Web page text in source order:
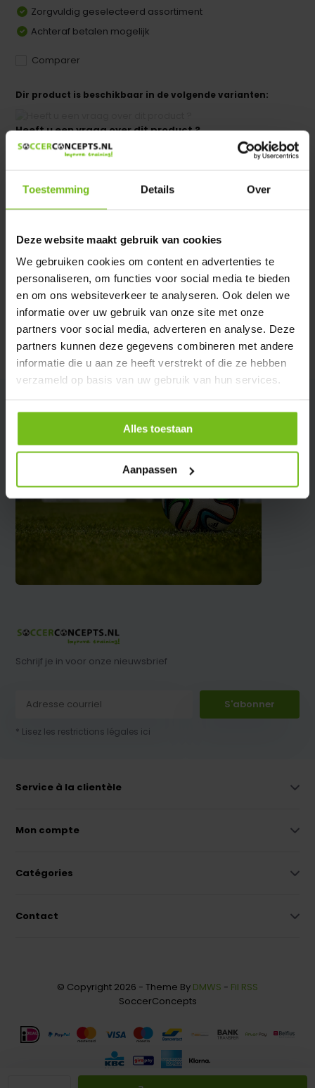
Toestemming Details Over
Deze website maakt gebruik van cookies
We gebruiken cookies om content en advertenties te
personaliseren, om functies voor social media te bieden
en om ons websiteverkeer te analyseren. Ook delen we
informatie over uw gebruik van onze site met onze
partners voor social media, adverteren en analyse. Deze
partners kunnen deze gegevens combineren met andere
informatie die u aan ze heeft verstrekt of die ze hebben
verzameld op basis van uw gebruik van hun services.
Alles toestaan
Aanpassen
Zorgvuldig geselecteerd assortiment
Achteraf betalen mogelijk
Comparer
Dir product is beschikbaar in de volgende varianten:
Heeft u een vraag over dit product ?
We helpen u graag met meer informatie
Spécifications
Évaluations
Partager
Schrijf je in voor onze nieuwsbrief
S'abonner
* Lisez les restrictions légales ici
Service à la clientèle
Mon compte
Catégories
Contact
© Copyright 2026 - Theme By DMWS - Fil RSS
SoccerConcepts